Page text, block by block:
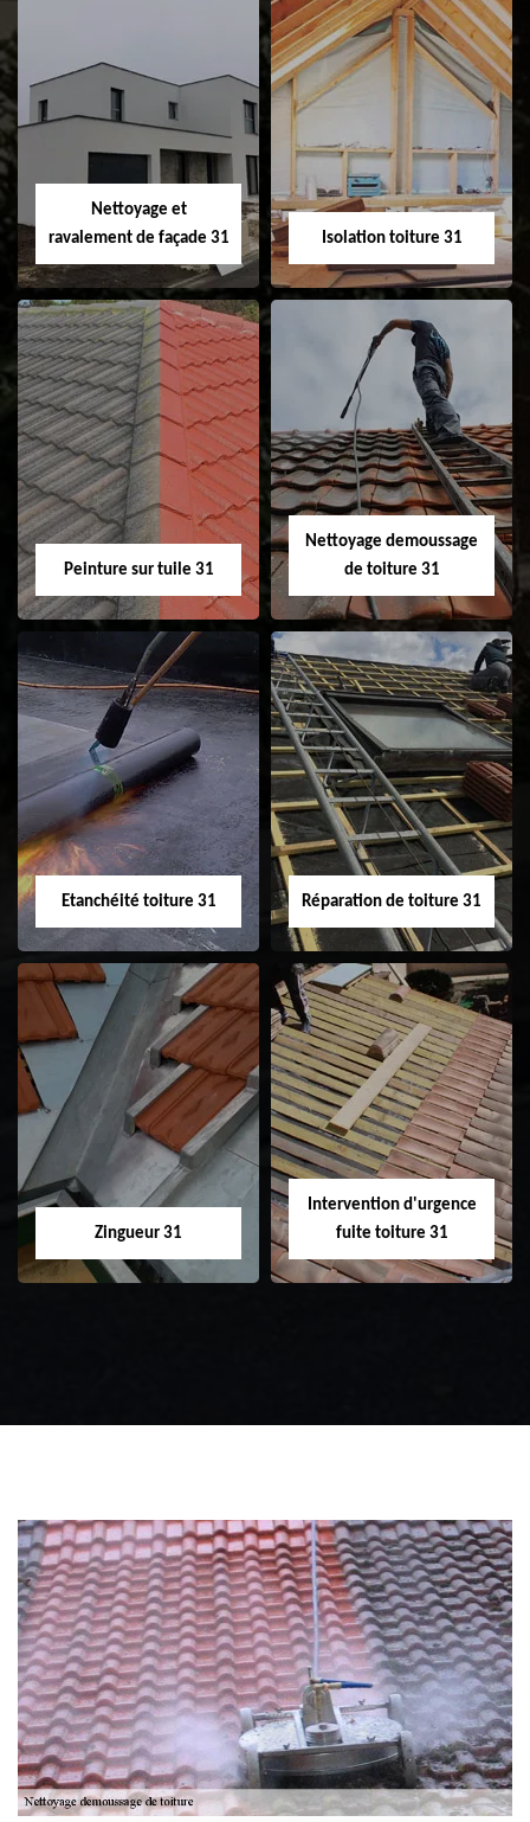
Pose et
changement de
fenêtre de toit et
Velux 31
Nettoyage et pose
Nettoyage et
ravalement de façade 31
Nettoyage et
ravalement de
façade 31
Isolation toiture 31
Isolation toiture 31
Peinture sur tuile 31
Peinture sur tuile
31
Nettoyage demoussage
de toiture 31
Nettoyage
demoussage de
toiture 31
Etanchéité toiture 31
Etanchéité toiture
31
Réparation de toiture 31
Réparation de
toiture 31
Zingueur 31
Intervention d'urgence
fuite toiture 31